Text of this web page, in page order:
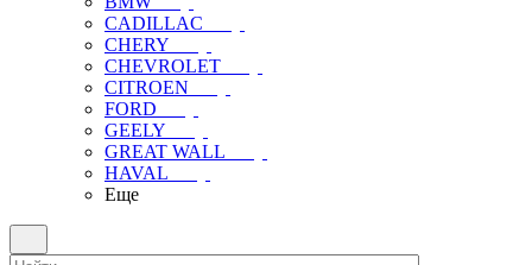
CADILLAC
CHERY
CHEVROLET
CITROEN
FORD
GEELY
GREAT WALL
HAVAL
Еще